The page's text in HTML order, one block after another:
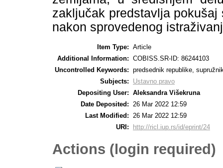
zaklјučak predstavlјa
nakon sprovedenog
Item Type: Article
Additional Information: COBISS.SR-ID: 86244103
Uncontrolled Keywords: predsednik republike,
Subjects:
Ustavno pravo
Depositing User: Aleksandra Višekruna
Date Deposited:
26 Mar 2022 12:59
Last Modified:
26 Mar 2022 12:59
URI:
http://ricl.iup.rs/id/eprint/24
Actions (login required)